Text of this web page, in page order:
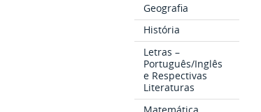
Geografia
História
Letras –
Português/Inglês
e Respectivas
Literaturas